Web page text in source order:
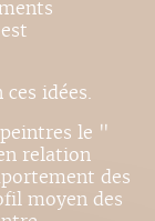
idées.
le "
relation
des
moyen des